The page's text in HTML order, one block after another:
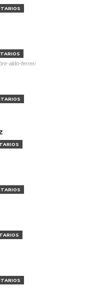
aldo-ferrer/